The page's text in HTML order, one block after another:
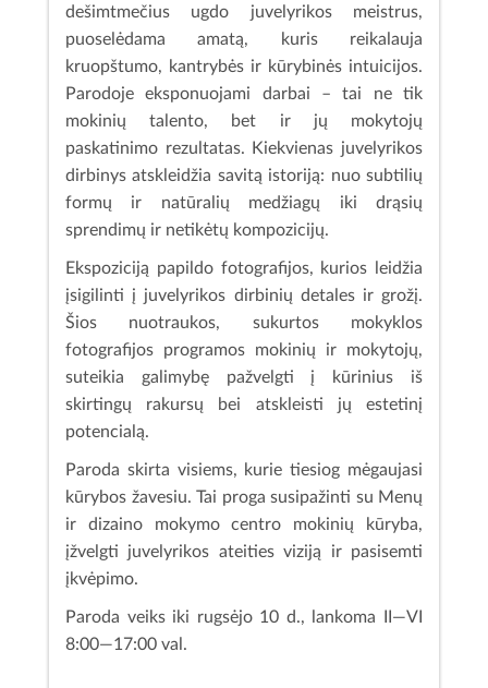
dešimtmečius ugdo juvelyrikos meistrus,
puoselėdama amatą, kuris reikalauja
kruopštumo, kantrybės ir kūrybinės intuicijos.
Parodoje eksponuojami darbai – tai ne tik
mokinių talento, bet ir jų mokytojų
paskatinimo rezultatas. Kiekvienas juvelyrikos
dirbinys atskleidžia savitą istoriją: nuo subtilių
formų ir natūralių medžiagų iki drąsių
sprendimų ir netikėtų kompozicijų.
Ekspoziciją papildo fotografijos, kurios leidžia
įsigilinti į juvelyrikos dirbinių detales ir grožį.
Šios nuotraukos, sukurtos mokyklos
fotografijos programos mokinių ir mokytojų,
suteikia galimybę pažvelgti į kūrinius iš
skirtingų rakursų bei atskleisti jų estetinį
potencialą.
Paroda skirta visiems, kurie tiesiog mėgaujasi
kūrybos žavesiu. Tai proga susipažinti su Menų
ir dizaino mokymo centro mokinių kūryba,
įžvelgti juvelyrikos ateities viziją ir pasisemti
įkvėpimo.
Paroda veiks iki rugsėjo 10 d., lankoma II—VI
8:00—17:00 val.